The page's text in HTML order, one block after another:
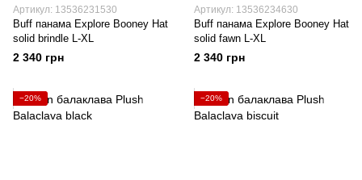
Артикул: 13536231530
Buff панама Explore Booney Hat
solid brindle L-XL
2 340 грн
Артикул: 13536234630
Buff панама Explore Booney Hat
solid fawn L-XL
2 340 грн
−20% −20%